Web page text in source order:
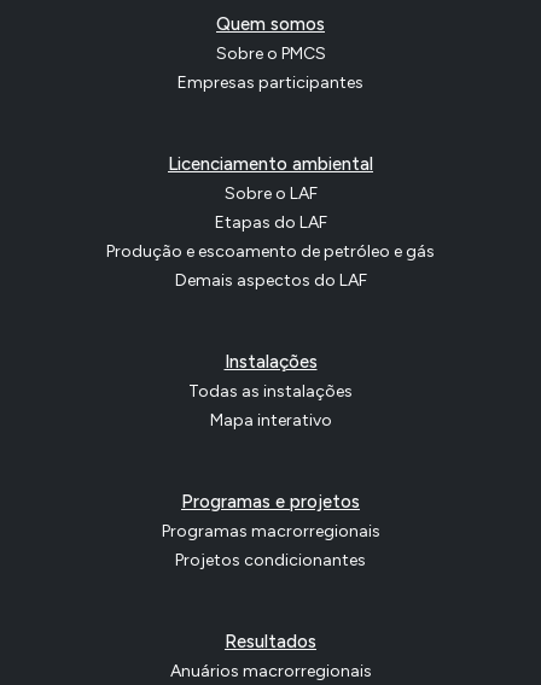
Quem somos
Sobre o PMCS
Empresas participantes
Licenciamento ambiental
Sobre o LAF
Etapas do LAF
Produção e escoamento de petróleo e gás
Demais aspectos do LAF
Instalações
Todas as instalações
Mapa interativo
Programas e projetos
Programas macrorregionais
Projetos condicionantes
Resultados
Anuários macrorregionais